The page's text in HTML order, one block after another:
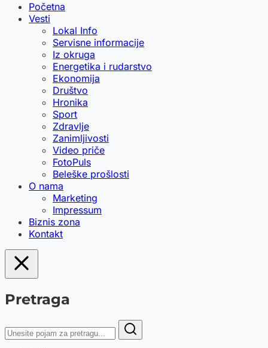
Početna
Vesti
Lokal Info
Servisne informacije
Iz okruga
Energetika i rudarstvo
Ekonomija
Društvo
Hronika
Sport
Zdravlje
Zanimljivosti
Video priče
FotoPuls
Beleške prošlosti
O nama
Marketing
Impressum
Biznis zona
Kontakt
Pretraga